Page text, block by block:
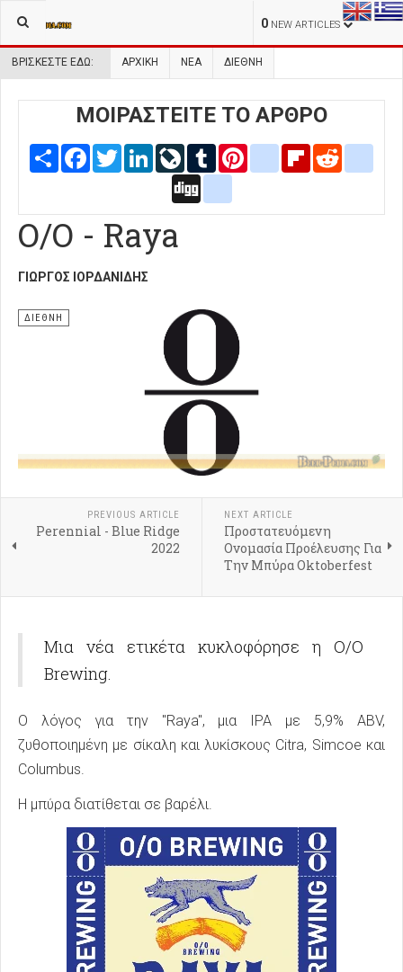
0 NEW ARTICLES
ΒΡΊΣΚΕΣΤΕ ΕΔΏ: ΑΡΧΙΚΉ ΝΕΑ ΔΙΕΘΝΗ
ΜΟΙΡΑΣΤΕΙΤΕ ΤΟ ΑΡΘΡΟ
Share FacebookTwitterLinkedInLiveJournal
Tumblr Pinterestblogger_post
Flipboard
O/O - Raya
ΓΙΏΡΓΟΣ ΙΟΡΔΑΝΊΔΗΣ
ΔΙΕΘΝΗ
PREVIOUS ARTICLE
Perennial - Blue Ridge
2022
NEXT ARTICLE
Προστατευόμενη
Ονομασία Προέλευσης Για
Την Μπύρα Oktoberfest
Μια νέα ετικέτα κυκλοφόρησε η O/O
Brewing.
Ο λόγος για την "Raya", μια IPA με 5,9% ABV,
ζυθοποιημένη με σίκαλη και λυκίσκους Citra, Simcoe και
Columbus.
Η μπύρα διατίθεται σε βαρέλι.